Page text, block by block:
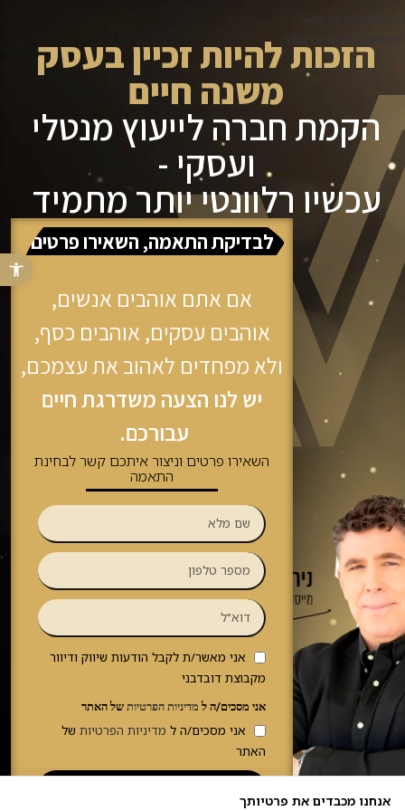
Skip to navigation
Skip to main content
הזכות להיות זכיין בעסק
משנה חיים
הקמת חברה לייעוץ מנטלי
ועסקי -
עכשיו רלוונטי יותר מתמיד​
לבדיקת התאמה, השאירו פרטים
אם אתם אוהבים אנשים,
אוהבים עסקים, אוהבים כסף,
ולא מפחדים לאהוב את עצמכם,
יש לנו הצעה משדרגת חיים
עבורכם.
השאירו פרטים וניצור איתכם קשר לבחינת
התאמה
אני מאשר/ת לקבל הודעות שיווק ודיוור
מקבוצת דובדבני
אני מסכים/ה ל מדיניות הפרטיות של האתר
אני מסכים/ה ל מדיניות הפרטיות של
האתר
אנחנו מכבדים את פרטיותך